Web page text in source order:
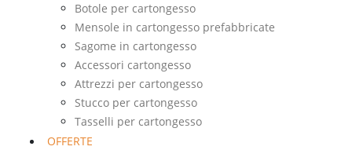
Botole per cartongesso
Mensole in cartongesso prefabbricate
Sagome in cartongesso
Accessori cartongesso
Attrezzi per cartongesso
Stucco per cartongesso
Tasselli per cartongesso
OFFERTE